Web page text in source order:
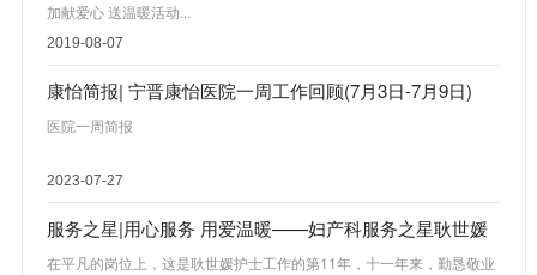
加献爱心 送温暖活动...
2019-08-07
康怡简报| 宁晋康怡医院一周工作回顾(7月3日-7月9日)
医院一周简报
2023-07-27
服务之星|用心服务 用爱温暖——妇产科服务之星耿世媛
在平凡的岗位上，这是耿世媛护士工作的第11年，十一年来，勤恳敬业